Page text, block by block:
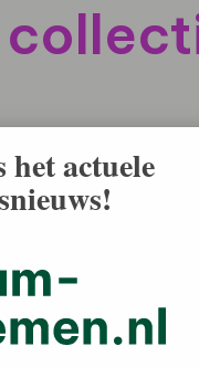
van
formules
waarom
helpen. En zo
met (zoveel
actuele